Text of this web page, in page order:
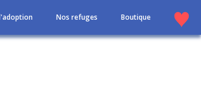
Nos refuges Boutique